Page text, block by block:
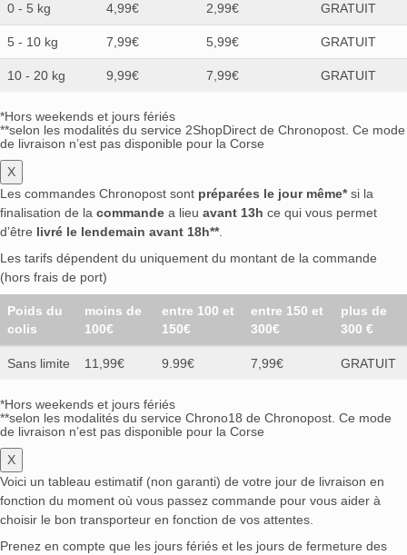
0 - 5 kg 4,99€ 2,99€ GRATUIT
5 - 10 kg 7,99€ 5,99€ GRATUIT
10 - 20 kg 9,99€ 7,99€ GRATUIT
*Hors weekends et jours fériés
**selon les modalités du service 2ShopDirect de Chronopost. Ce mode
de livraison n’est pas disponible pour la Corse
X
Les commandes Chronopost sont préparées le jour même*si la
finalisation de la commande a lieu avant 13h ce qui vous permet
d’être livré le lendemain avant 18h**.
Les tarifs dépendent du uniquement du montant de la commande
(hors frais de port)
Poids du
colis
moins de
100€
entre 100 et
150€
entre 150 et
300€
plus de
300 €
Sans limite 11,99€ 9.99€ 7,99€ GRATUIT
*Hors weekends et jours fériés
**selon les modalités du service Chrono18 de Chronopost. Ce mode
de livraison n’est pas disponible pour la Corse
X
Voici un tableau estimatif (non garanti) de votre jour de livraison en
fonction du moment où vous passez commande pour vous aider à
choisir le bon transporteur en fonction de vos attentes.
Prenez en compte que les jours fériés et les jours de fermeture des